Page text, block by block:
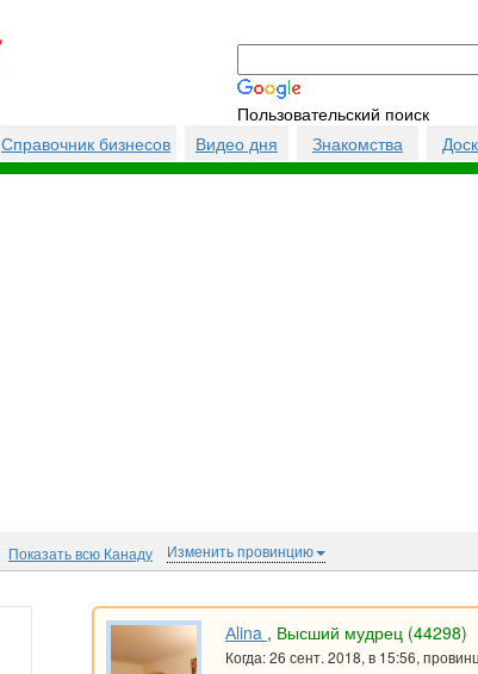
Пользовательский поиск
Справочник бизнесов Видео дня Знакомства
Показать всю Канаду Изменить провинцию
Аlina , Высший мудрец (44298)
Когда: 26 сент. 2018, в 15:56,